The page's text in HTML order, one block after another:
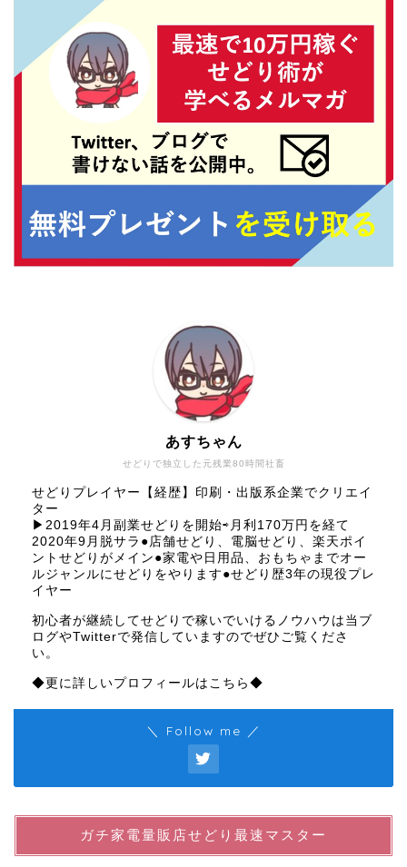
せどりで独立した元残業80時間社畜
あすちゃん
せどりプレイヤー【経歴】印刷・出版系企業でクリエイ
ター
▶︎2019年4月副業せどりを開始⇨月利170万円を経て
2020年9月脱サラ●店舗せどり、電脳せどり、楽天ポイ
ントせどりがメイン●家電や日用品、おもちゃまでオー
ルジャンルにせどりをやります●せどり歴3年の現役プレ
イヤー
初心者が継続してせどりで稼いでいけるノウハウは当ブ
ログやTwitterで発信していますのでぜひご覧くださ
い。
◆更に詳しいプロフィールはこちら◆
＼ Follow me ／
ガチ家電量販店せどり最速マスター